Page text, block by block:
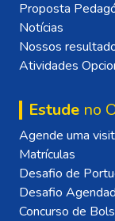
Proposta
Notícias
Nossos
Atividades
Estude no
Agende uma
Matrículas
Desafio de
Desafio
Concurso de